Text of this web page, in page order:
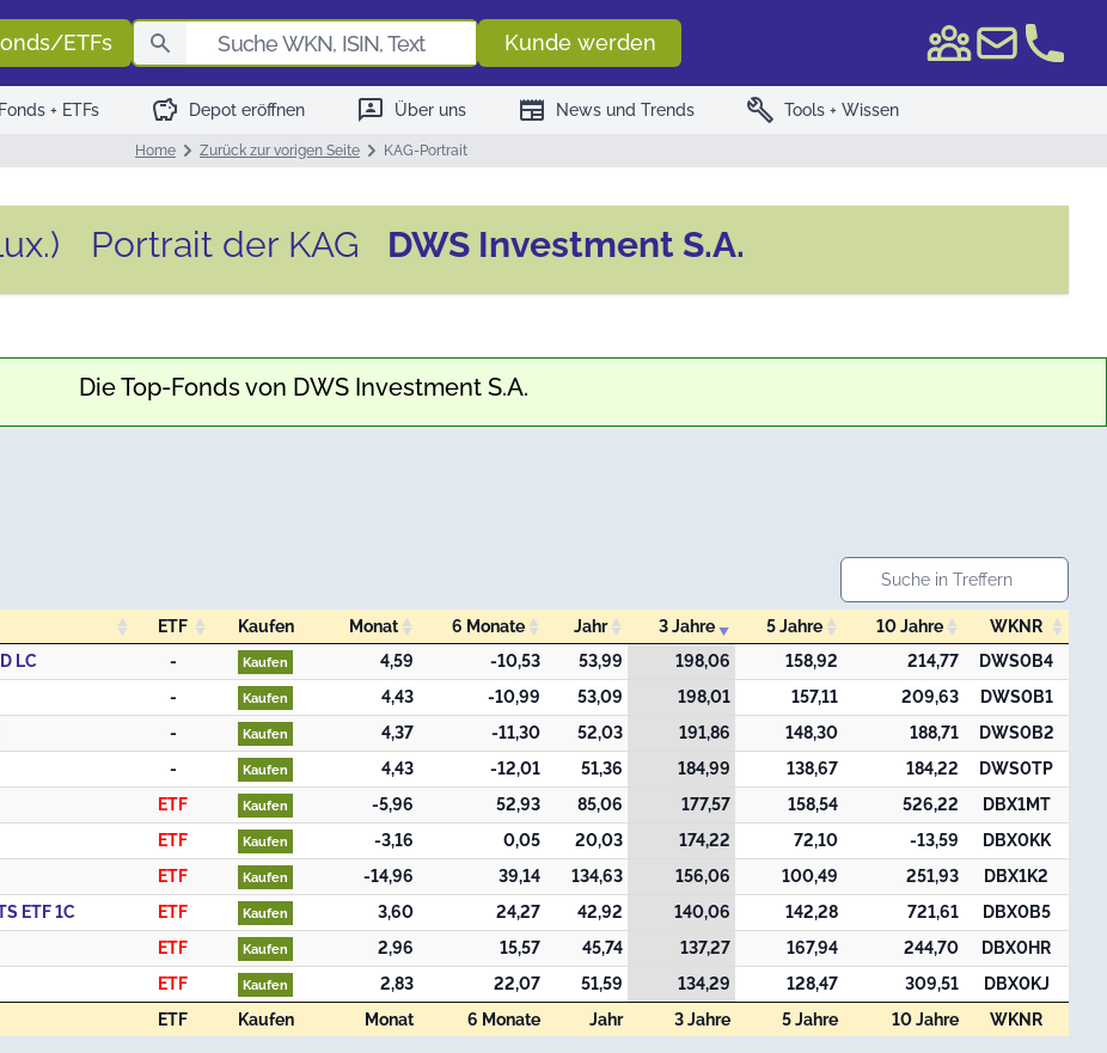
ETFs Fondssuche WKN/ISIN
Kunde werden
Fonds + ETFs savings Depot eröffnen 3p Über uns newspaper News und Trends build Tools + Wissen
Home Zurück zur vorigen Seite KAG-Portrait
Portrait der KAG DWS Investment S.A.
Die Top-Fonds von DWS Investment S.A.
ETF Kaufen Monat 6 Monate Jahr 3 Jahre 5 Jahre 10 Jahre
WKNR
Kaufen Monat 6 Monate Jahr 3 Jahre 5 Jahre 10 Jahre WKNR
ETF Kaufen Monat 6 Monate Jahr 3 Jahre 5 Jahre 10 Jahre WKNR
LC - Kaufen 4,59 -10,53 53,99 198,06 158,92 214,77
DWS0B4
- Kaufen 4,43 -10,99 53,09 198,01 157,11 209,63
DWS0B1
- Kaufen 4,37 -11,30 52,03 191,86 148,30 188,71
DWS0B2
- Kaufen 4,43 -12,01 51,36 184,99 138,67 184,22
DWS0TP
ETF Kaufen -5,96 52,93 85,06 177,57 158,54 526,22
DBX1MT
ETF Kaufen -3,16 0,05 20,03 174,22 72,10 -13,59
DBX0KK
ETF Kaufen -14,96 39,14 134,63 156,06 100,49 251,93
DBX1K2
ETF 1C
ETF Kaufen 3,60 24,27 42,92 140,06 142,28 721,61
DBX0B5
ETF Kaufen 2,96 15,57 45,74 137,27 167,94 244,70
DBX0HR
ETF Kaufen 2,83 22,07 51,59 134,29 128,47 309,51
DBX0KJ
ETF Kaufen Monat 6 Monate Jahr 3 Jahre 5 Jahre 10 Jahre WKNR